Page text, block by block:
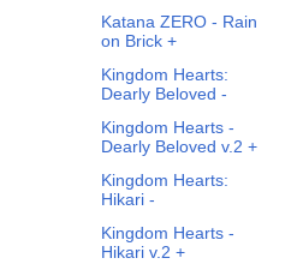
Katana ZERO - Rain
on Brick +
Kingdom Hearts:
Dearly Beloved -
Kingdom Hearts -
Dearly Beloved v.2 +
Kingdom Hearts:
Hikari -
Kingdom Hearts -
Hikari v.2 +